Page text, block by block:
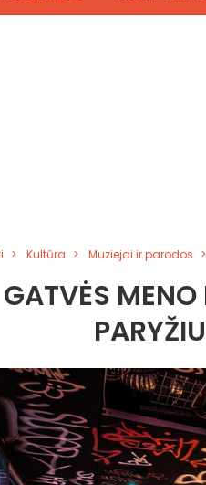
Kultūra Muziejai ir parodos
GATVĖS